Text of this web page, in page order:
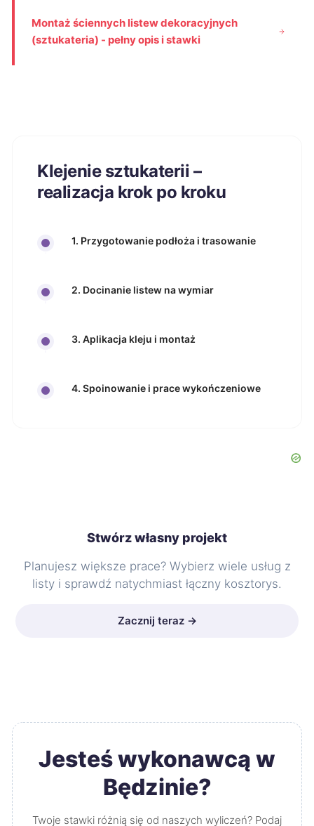
Montaż ściennych listew dekoracyjnych
(sztukateria) - pełny opis i stawki
Klejenie sztukaterii –
realizacja krok po kroku
1. Przygotowanie podłoża i trasowanie
2. Docinanie listew na wymiar
3. Aplikacja kleju i montaż
4. Spoinowanie i prace wykończeniowe
Stwórz własny projekt
Planujesz większe prace? Wybierz wiele usług z
listy i sprawdź natychmiast łączny kosztorys.
Zacznij teraz →
Jesteś wykonawcą w
Będzinie?
Twoje stawki różnią się od naszych wyliczeń? Podaj